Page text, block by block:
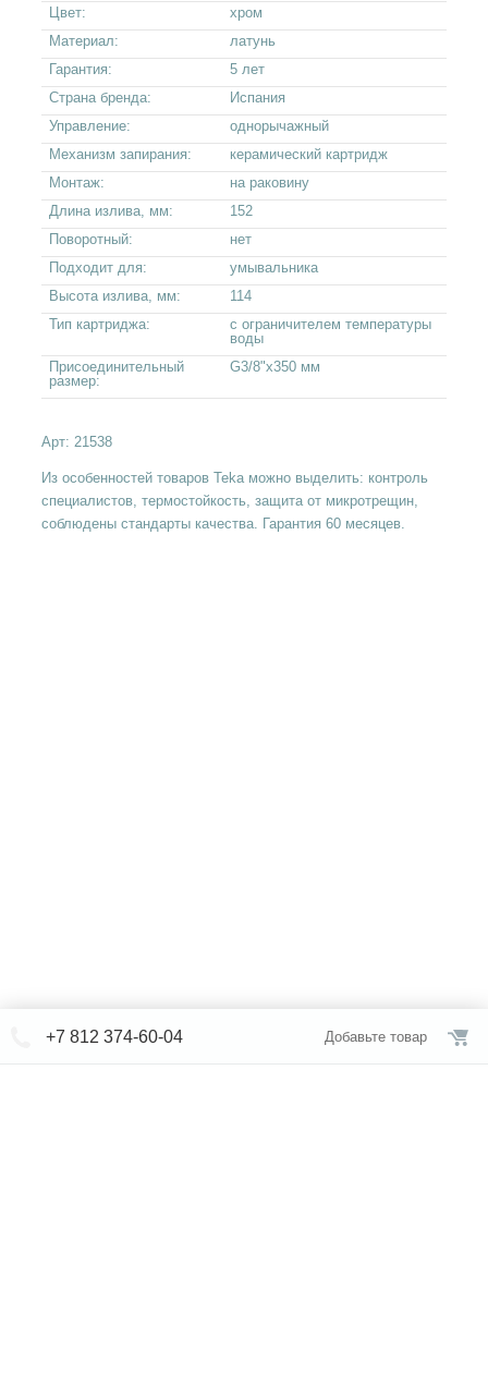
Цвет:
хром
Материал:
латунь
Гарантия:
5 лет
Страна бренда:
Испания
Управление:
однорычажный
Механизм запирания:
керамический картридж
Монтаж:
на раковину
Длина излива, мм:
152
Поворотный:
нет
Подходит для:
умывальника
Высота излива, мм:
114
Тип картриджа:
с ограничителем температуры
воды
Присоединительный
размер:
G3/8"x350 мм
Арт: 21538
Из особенностей товаров Teka можно выделить: контроль
специалистов, термостойкость, защита от микротрещин,
соблюдены стандарты качества. Гарантия 60 месяцев.
+7 812 374-60-04 Добавьте товар